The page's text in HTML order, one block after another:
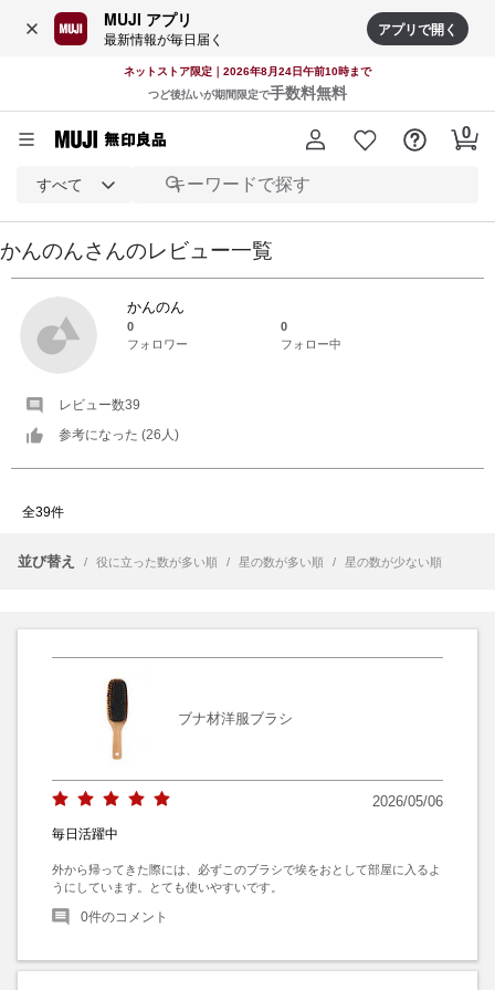
MUJI アプリ
最新情報が毎日届く アプリで開く
ネットストア限定｜2026年8月24日午前10時まで
つど後払いが期間限定で手数料無料
すべて
かんのんさんのレビュー一覧
かんのん
0
0
フォロワー
フォロー中
レビュー数39
参考になった (26 人)
全39件
並び替え / 役に立った数が多い順 / 星の数が多い順 / 星の数が少ない順
ブナ材洋服ブラシ
2026/05/06
毎日活躍中
外から帰ってきた際には、必ずこのブラシで埃をおとして部屋に入るよ
うにしています。とても使いやすいです。
0件のコメント